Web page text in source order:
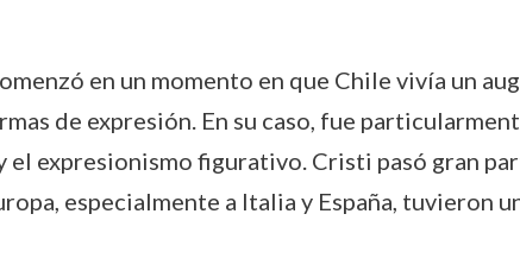
en un momento en que Chile vivía un
de expresión. En su caso, fue
expresionismo figurativo. Cristi pasó gran
especialmente a Italia y España, tuvieron